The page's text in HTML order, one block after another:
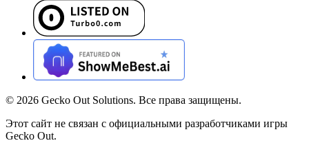
© 2026 Gecko Out Solutions. Все права защищены.
Этот сайт не связан с официальными разработчиками игры
Gecko Out.